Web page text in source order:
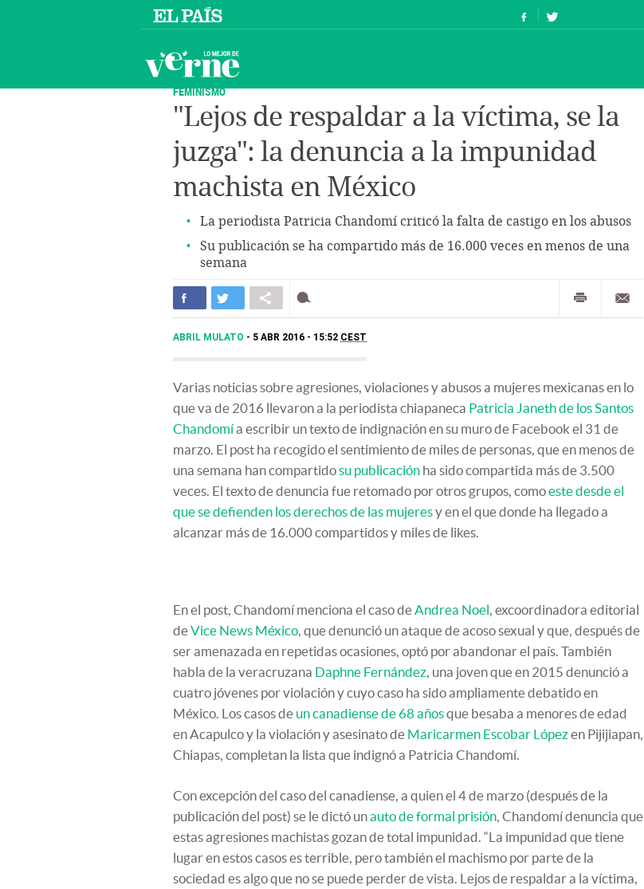
FEMINISMO
"Lejos de respaldar a la víctima, se la
juzga": la denuncia a la impunidad
machista en México
La periodista Patricia Chandomí criticó la falta de castigo en los abusos
Su publicación se ha compartido más de 16.000 veces en menos de una
semana
ABRIL MULATO 5 ABR 2016 - 15:52 CEST
Varias noticias sobre agresiones, violaciones y abusos a mujeres mexicanas en lo
que va de 2016 llevaron a la periodista chiapaneca Patricia Janeth de los Santos
Chandomía escribir un texto de indignación en su muro de Facebook el 31 de
marzo. El post ha recogido el sentimiento de miles de personas, que en menos de
una semana han compartidosu publicación ha sido compartida más de 3.500
veces. El texto de denuncia fue retomado por otros grupos, comoeste desde el
que se defienden los derechos de las mujeresy en el que donde ha llegado a
alcanzar más de 16.000 compartidos y miles de likes.
En el post, Chandomí menciona el caso deAndrea Noel, excoordinadora editorial
deVice News México, que denunció un ataque de acoso sexual y que, después de
ser amenazada en repetidas ocasiones, optó por abandonar el país. También
habla de la veracruzana Daphne Fernández, una joven que en 2015 denunció a
cuatro jóvenes por violación y cuyo caso ha sido ampliamente debatido en
México. Los casos de un canadiense de 68 añosque besaba a menores de edad
en Acapulco y la violación y asesinato de Maricarmen Escobar Lópezen Pijijiapan,
Chiapas, completan la lista que indignó a Patricia Chandomí.
Con excepción del caso del canadiense, a quien el 4 de marzo (después de la
publicación del post) se le dictó unauto de formal prisión, Chandomí denuncia que
estas agresiones machistas gozan de total impunidad. “La impunidad que tiene
lugar en estos casos es terrible, pero también el machismo por parte de la
sociedad es algo que no se puede perder de vista. Lejos de respaldar a la víctima,